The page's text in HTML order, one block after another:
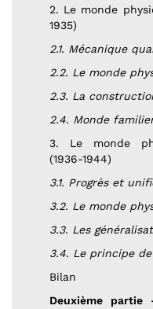
2. Le monde
1935)
2.1. Mécanique
2.2. Le monde
2.3. La
2.4. Monde
3. Le monde
(1936-1944)
3.1. Progrès et
3.2. Le monde
3.3. Les
3.4. Le principe
Bilan
Deuxième partie